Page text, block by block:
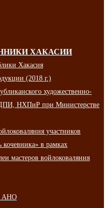
ХАКАСИИ
Хакасия
(2018 г.)
художественно-
ДПИ, НХПиР при Министерстве
участников
кочевника» в рамках
мастеров войлоковаляния
АНО